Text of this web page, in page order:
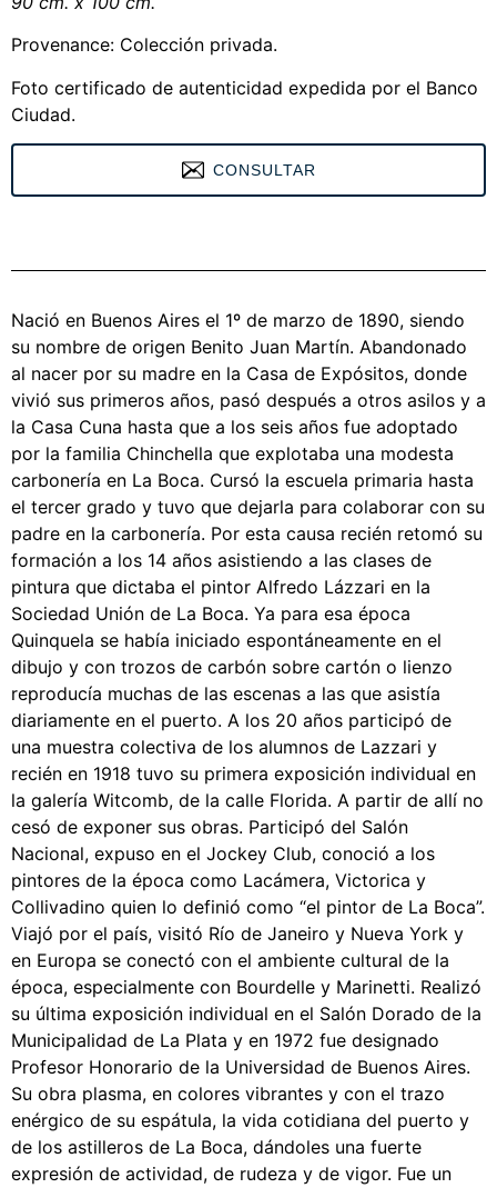
Provenance: Colección privada.
Foto certificado de autenticidad expedida por el Banco
Ciudad.
CONSULTAR
Nació en Buenos Aires el 1º de marzo de 1890, siendo
su nombre de origen Benito Juan Martín. Abandonado
al nacer por su madre en la Casa de Expósitos, donde
vivió sus primeros años, pasó después a otros asilos y a
la Casa Cuna hasta que a los seis años fue adoptado
por la familia Chinchella que explotaba una modesta
carbonería en La Boca. Cursó la escuela primaria hasta
el tercer grado y tuvo que dejarla para colaborar con su
padre en la carbonería. Por esta causa recién retomó su
formación a los 14 años asistiendo a las clases de
pintura que dictaba el pintor Alfredo Lázzari en la
Sociedad Unión de La Boca. Ya para esa época
Quinquela se había iniciado espontáneamente en el
dibujo y con trozos de carbón sobre cartón o lienzo
reproducía muchas de las escenas a las que asistía
diariamente en el puerto. A los 20 años participó de
una muestra colectiva de los alumnos de Lazzari y
recién en 1918 tuvo su primera exposición individual en
la galería Witcomb, de la calle Florida. A partir de allí no
cesó de exponer sus obras. Participó del Salón
Nacional, expuso en el Jockey Club, conoció a los
pintores de la época como Lacámera, Victorica y
Collivadino quien lo definió como “el pintor de La Boca”.
Viajó por el país, visitó Río de Janeiro y Nueva York y
en Europa se conectó con el ambiente cultural de la
época, especialmente con Bourdelle y Marinetti. Realizó
su última exposición individual en el Salón Dorado de la
Municipalidad de La Plata y en 1972 fue designado
Profesor Honorario de la Universidad de Buenos Aires.
Su obra plasma, en colores vibrantes y con el trazo
enérgico de su espátula, la vida cotidiana del puerto y
de los astilleros de La Boca, dándoles una fuerte
expresión de actividad, de rudeza y de vigor. Fue un